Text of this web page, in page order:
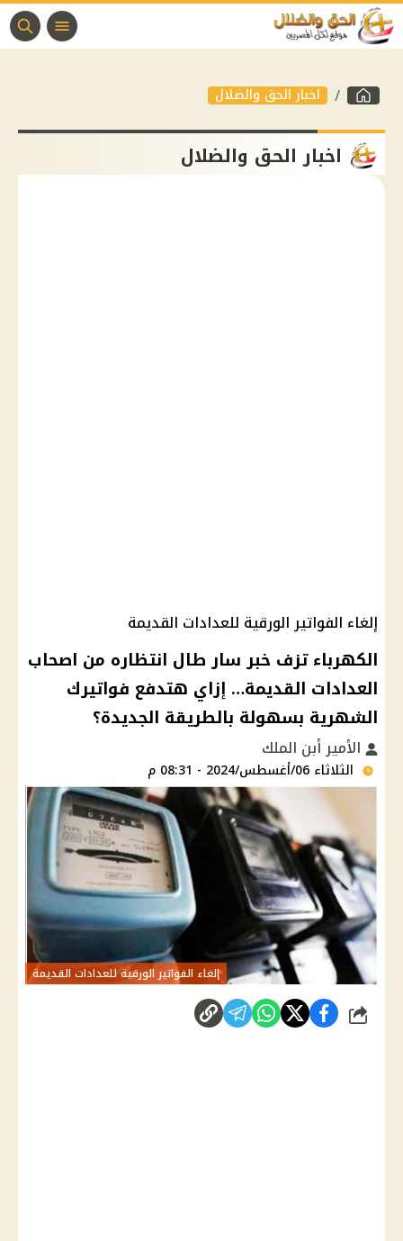
اخبار الحق والضلال
اخبار الحق والضلال
إلغاء الفواتير الورقية للعدادات القديمة
الكهرباء تزف خبر سار طال انتظاره من اصحاب
العدادات القديمة… إزاي هتدفع فواتيرك
الشهرية بسهولة بالطريقة الجديدة؟
الأمير أبن الملك
الثلاثاء 06/أغسطس/2024 - 08:31 م
إلغاء الفواتير الورقية للعدادات القديمة
شارك